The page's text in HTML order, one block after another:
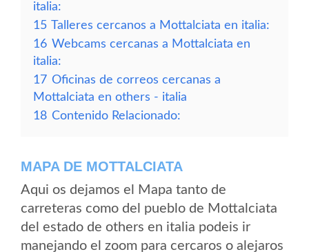
italia:
15 Talleres cercanos a Mottalciata en italia:
16 Webcams cercanas a Mottalciata en
italia:
17 Oficinas de correos cercanas a
Mottalciata en others - italia
18 Contenido Relacionado:
MAPA DE MOTTALCIATA
Aqui os dejamos el Mapa tanto de
carreteras como del pueblo de Mottalciata
del estado de others en italia podeis ir
manejando el zoom para cercaros o alejaros